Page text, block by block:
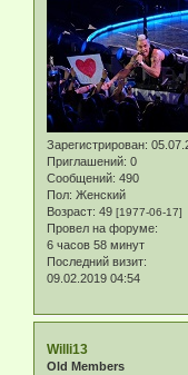
Зарегистрирован:
Приглашений: 0
Сообщений: 490
Пол: Женский
Возраст: 49 [1977-06-17]
Провел на форуме:
6 часов 58 минут
Последний визит:
09.02.2019 04:54
Willi13
Old Members